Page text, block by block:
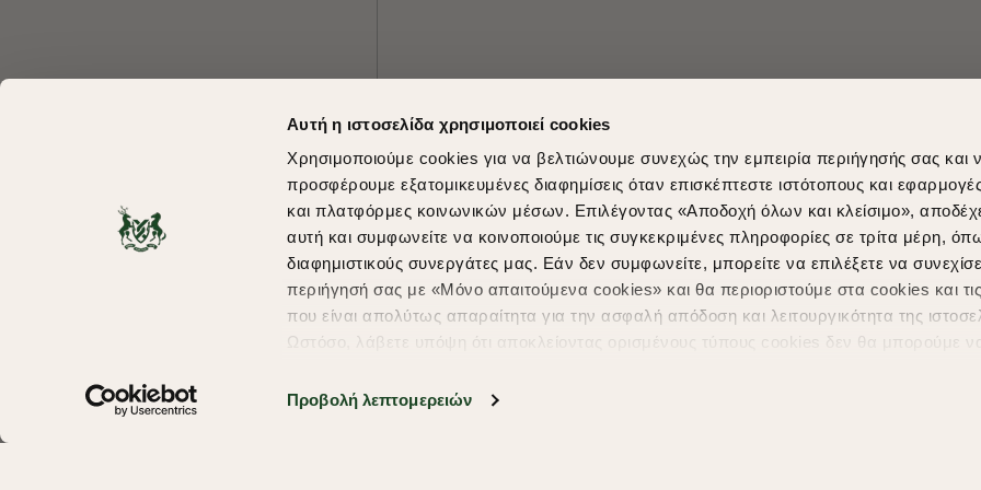
Αυτή η ιστοσελίδα χρησιμοποιεί cookies
Χρησιμοποιούμε cookies για να βελτιώνουμε συνεχώς την εμπειρία περιήγησής σας και
προσφέρουμε εξατομικευμένες διαφημίσεις όταν επισκέπτεστε ιστότοπους και
και πλατφόρμες κοινωνικών μέσων. Επιλέγοντας «Αποδοχή όλων και κλείσιμο»,
αυτή και συμφωνείτε να κοινοποιούμε τις συγκεκριμένες πληροφορίες σε τρίτα μέρη,
διαφημιστικούς συνεργάτες μας. Εάν δεν συμφωνείτε, μπορείτε να επιλέξετε να
περιήγησή σας με «Μόνο απαιτούμενα cookies» και θα περιοριστούμε στα cookies και τις
που είναι απολύτως απαραίτητα για την ασφαλή απόδοση και λειτουργικότητα της
Ωστόσο, λάβετε υπόψη ότι αποκλείοντας ορισμένους τύπους cookies δεν θα μπορούμε
υπηρεσίες και διαφημίσεις. Για να προσαρμόσετε τις επιλογές σας ή να ανακαλέσετε τη
Προβολή λεπτομερειών
Shopping in secure with Shipping